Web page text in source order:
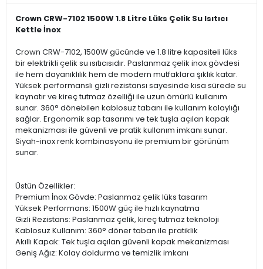
Crown CRW-7102 1500W 1.8 Litre Lüks Çelik Su Isıtıcı
Kettle İnox
Crown CRW-7102, 1500W gücünde ve 1.8 litre kapasiteli lüks
bir elektrikli çelik su ısıtıcısıdır. Paslanmaz çelik inox gövdesi
ile hem dayanıklılık hem de modern mutfaklara şıklık katar.
Yüksek performanslı gizli rezistansı sayesinde kısa sürede su
kaynatır ve kireç tutmaz özelliği ile uzun ömürlü kullanım
sunar. 360° dönebilen kablosuz tabanı ile kullanım kolaylığı
sağlar. Ergonomik sap tasarımı ve tek tuşla açılan kapak
mekanizması ile güvenli ve pratik kullanım imkanı sunar.
Siyah-inox renk kombinasyonu ile premium bir görünüm
sunar.
Üstün Özellikler:
Premium İnox Gövde: Paslanmaz çelik lüks tasarım
Yüksek Performans: 1500W güç ile hızlı kaynatma
Gizli Rezistans: Paslanmaz çelik, kireç tutmaz teknoloji
Kablosuz Kullanım: 360° döner taban ile pratiklik
Akıllı Kapak: Tek tuşla açılan güvenli kapak mekanizması
Geniş Ağız: Kolay doldurma ve temizlik imkanı